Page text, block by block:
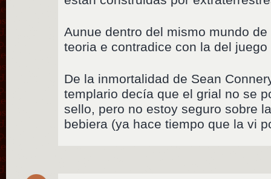
Aunue dentro del mismo mundo
teoria e contradice con la del
De la inmortalidad de Sean
templario decía que el grial no se
sello, pero no estoy seguro sobre
bebiera (ya hace tiempo que la vi